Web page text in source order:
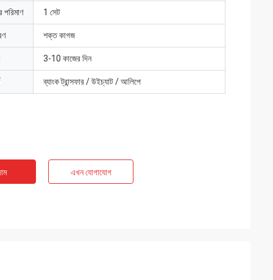
পরিমাণ 1 সেট
শক্ত কাগজ
3-10 কাজের দিন
ব্যাংক ট্রান্সফার / উইচ্যাট / আলিপে
এখন যোগাযোগ